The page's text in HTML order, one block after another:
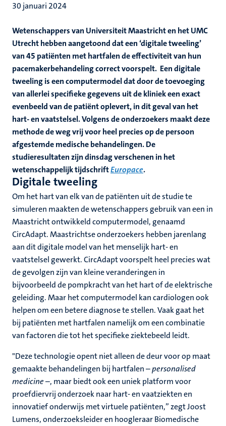
30 januari 2024
Wetenschappers van Universiteit Maastricht en het UMC
Utrecht hebben aangetoond dat een ‘digitale tweeling’
van 45 patiënten met hartfalen de effectiviteit van hun
pacemakerbehandeling correct voorspelt. Een digitale
tweeling is een computermodel dat door de toevoeging
van allerlei specifieke gegevens uit de kliniek een exact
evenbeeld van de patiënt oplevert, in dit geval van het
hart- en vaatstelsel. Volgens de onderzoekers maakt deze
methode de weg vrij voor heel precies op de persoon
afgestemde medische behandelingen. De
studieresultaten zijn dinsdag verschenen in het
wetenschappelijk tijdschriftEuropace.
Digitale tweeling
Om het hart van elk van de patiënten uit de studie te
simuleren maakten de wetenschappers gebruik van een in
Maastricht ontwikkeld computermodel, genaamd
CircAdapt. Maastrichtse onderzoekers hebben jarenlang
aan dit digitale model van het menselijk hart- en
vaatstelsel gewerkt. CircAdapt voorspelt heel precies wat
de gevolgen zijn van kleine veranderingen in
bijvoorbeeld de pompkracht van het hart of de elektrische
geleiding. Maar het computermodel kan cardiologen ook
helpen om een betere diagnose te stellen. Vaak gaat het
bij patiënten met hartfalen namelijk om een combinatie
van factoren die tot het specifieke ziektebeeld leidt.
"Deze technologie opent niet alleen de deur voor op maat
gemaakte behandelingen bij hartfalen –personalised
medicine–, maar biedt ook een uniek platform voor
proefdiervrij onderzoek naar hart- en vaatziekten en
innovatief onderwijs met virtuele patiënten,” zegt Joost
Lumens, onderzoeksleider en hoogleraar Biomedische